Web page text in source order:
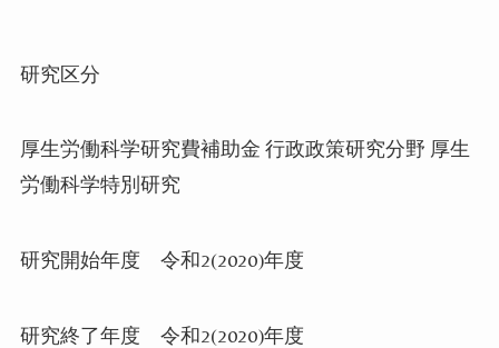
研究区分
厚生労働科学研究費補助金 行政政策研究分野 厚生
労働科学特別研究
研究開始年度 令和2(2020)年度
研究終了年度 令和2(2020)年度